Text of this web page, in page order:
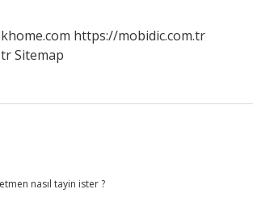
https://mobidic.com.tr
Sitemap
nasıl tayin ister ?